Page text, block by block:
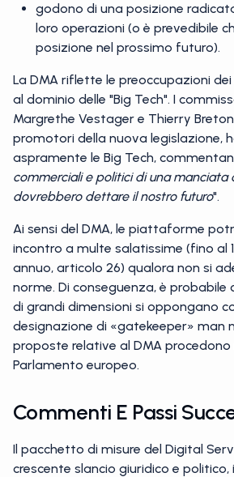
godono di una posizione
loro operazioni (o è prevedibile
posizione nel prossimo futuro).
La DMA riflette le preoccupazioni
al dominio delle "Big Tech". I
Margrethe Vestager e Thierry
promotori della nuova legislazione,
aspramente le Big Tech,
commerciali e politici di una manciata
dovrebbero dettare il nostro futuro".
Ai sensi del DMA, le piattaforme
incontro a multe salatissime (fino al
annuo, articolo 26) qualora non si
norme. Di conseguenza, è
di grandi dimensioni si oppongano
designazione di «gatekeeper» man
proposte relative al DMA procedono
Parlamento europeo.
Commenti E Passi
Il pacchetto di misure del Digital
crescente slancio giuridico e politico,